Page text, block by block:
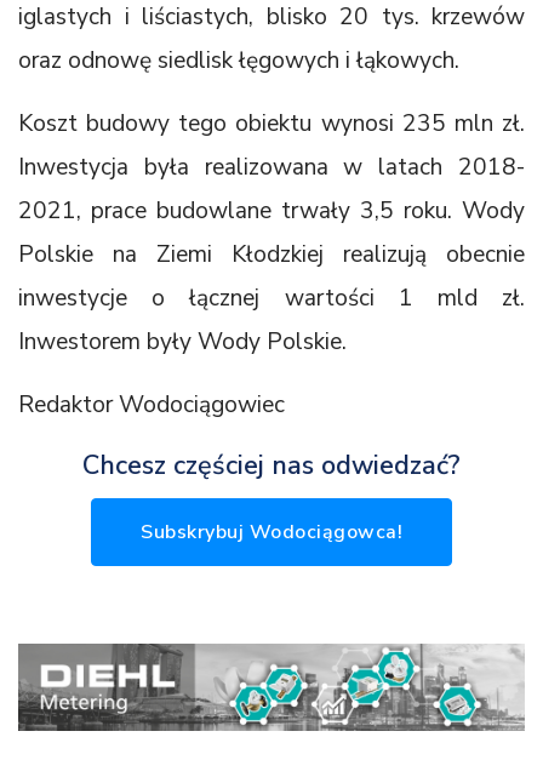
iglastych i liściastych, blisko 20 tys. krzewów
oraz odnowę siedlisk łęgowych i łąkowych.
Koszt budowy tego obiektu wynosi 235 mln zł.
Inwestycja była realizowana w latach 2018-
2021, prace budowlane trwały 3,5 roku. Wody
Polskie na Ziemi Kłodzkiej realizują obecnie
inwestycje o łącznej wartości 1 mld zł.
Inwestorem były Wody Polskie.
Redaktor Wodociągowiec
Chcesz częściej nas odwiedzać?
Subskrybuj Wodociągowca!